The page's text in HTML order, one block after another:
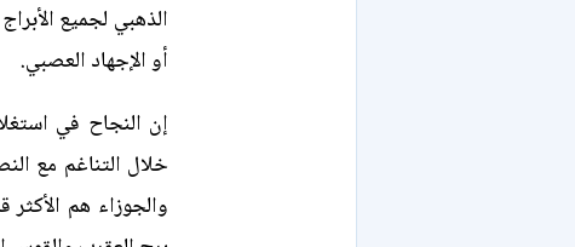
الذهبي لجميع
أو الإجهاد العصبي.
إن النجاح في
خلال التناغم مع
والجوزاء هم